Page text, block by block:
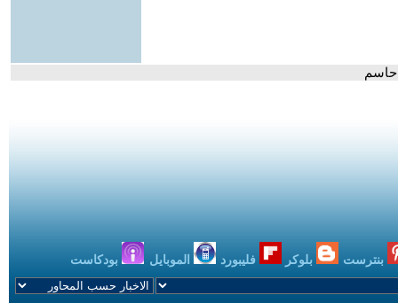
حاسم
بنترست بلوكر فليبورد الموبايل بودكاست